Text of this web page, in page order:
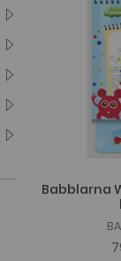
Babblarna